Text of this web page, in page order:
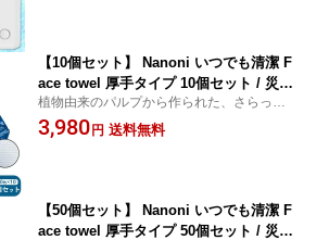
【10個セット】 Nanoni いつでも清潔 F
ace towel 厚手タイプ 10個セット / 災害
グッズ 災害時 防災グッズ 防災用品 災
害対策 フェイスタオル 使い捨て クレン
植物由来のパルプから作られた、さらっと
なめらかな肌触りの使い捨てタオル！ ご使
用状況に合わせた取り出し方2WAY仕様！
3,980 円 送料無料
【50個セット】 Nanoni いつでも清潔 F
ace towel 厚手タイプ 50個セット / 災害